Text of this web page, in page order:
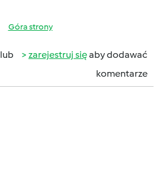
Góra strony
lub zarejestruj sięaby dodawać
komentarze